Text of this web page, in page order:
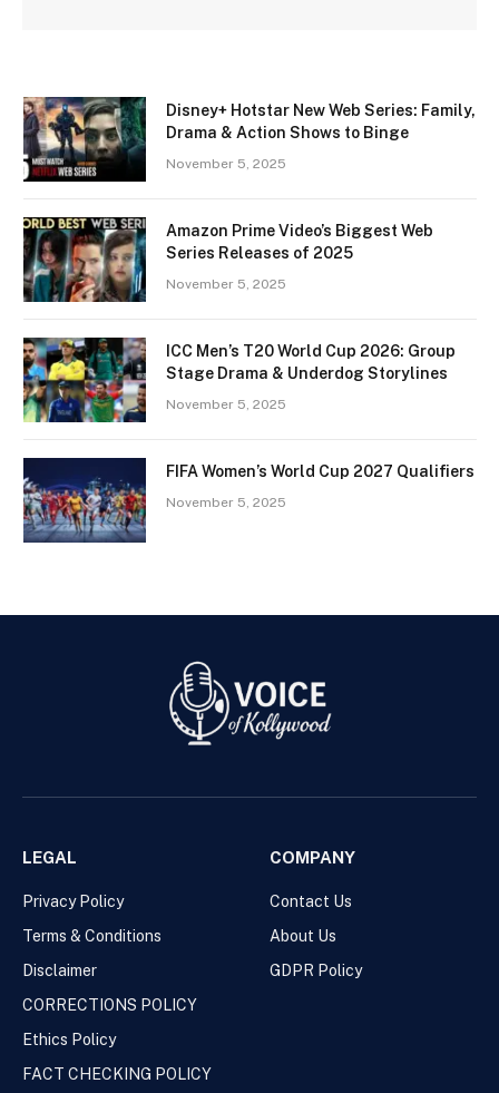
Disney+ Hotstar New Web Series: Family,
Drama & Action Shows to Binge
November 5, 2025
Amazon Prime Video’s Biggest Web
Series Releases of 2025
November 5, 2025
ICC Men’s T20 World Cup 2026: Group
Stage Drama & Underdog Storylines
November 5, 2025
FIFA Women’s World Cup 2027 Qualifiers
November 5, 2025
LEGAL
Privacy Policy
Terms & Conditions
Disclaimer
CORRECTIONS POLICY
Ethics Policy
FACT CHECKING POLICY
COMPANY
Contact Us
About Us
GDPR Policy